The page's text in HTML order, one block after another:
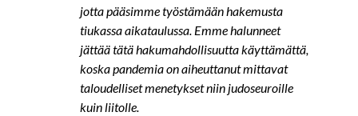
jotta pääsimme työstämään hakemusta
tiukassa aikataulussa. Emme halunneet
jättää tätä hakumahdollisuutta käyttämättä,
koska pandemia on aiheuttanut mittavat
taloudelliset menetykset niin judoseuroille
kuin liitolle.